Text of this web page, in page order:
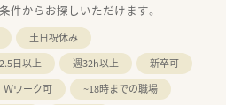
件からお探しいただけます。
土日祝休み
日以上 週32h以上
新卒可
Ｗワーク可
~18時までの職場